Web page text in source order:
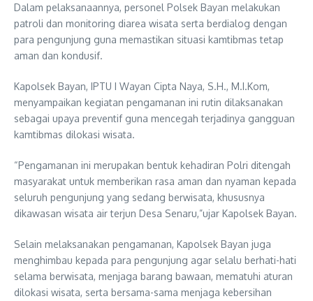
Dalam pelaksanaannya, personel Polsek Bayan melakukan
patroli dan monitoring diarea wisata serta berdialog dengan
para pengunjung guna memastikan situasi kamtibmas tetap
aman dan kondusif.
Kapolsek Bayan, IPTU I Wayan Cipta Naya, S.H., M.I.Kom,
menyampaikan kegiatan pengamanan ini rutin dilaksanakan
sebagai upaya preventif guna mencegah terjadinya gangguan
kamtibmas dilokasi wisata.
“Pengamanan ini merupakan bentuk kehadiran Polri ditengah
masyarakat untuk memberikan rasa aman dan nyaman kepada
seluruh pengunjung yang sedang berwisata, khususnya
dikawasan wisata air terjun Desa Senaru,”ujar Kapolsek Bayan.
Selain melaksanakan pengamanan, Kapolsek Bayan juga
menghimbau kepada para pengunjung agar selalu berhati-hati
selama berwisata, menjaga barang bawaan, mematuhi aturan
dilokasi wisata, serta bersama-sama menjaga kebersihan